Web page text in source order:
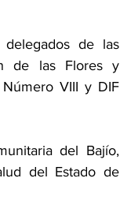
de las
de las Flores y
VIII y DIF
del Bajío,
del Estado de